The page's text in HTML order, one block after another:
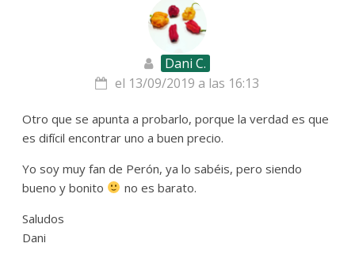
Dani C.
el 13/09/2019 a las 16:13
Otro que se apunta a probarlo, porque la verdad es que
es difícil encontrar uno a buen precio.
Yo soy muy fan de Perón, ya lo sabéis, pero siendo
bueno y bonito
no es barato.
Saludos
Dani